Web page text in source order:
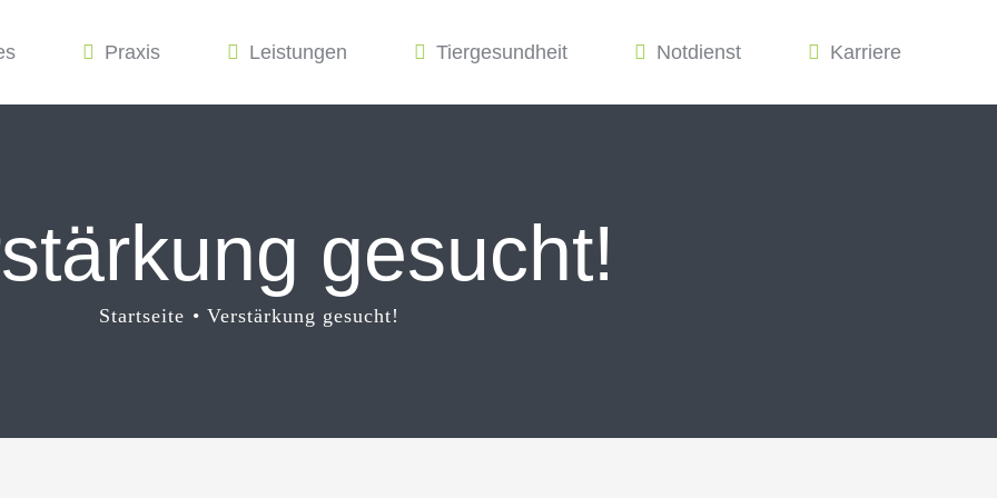
Praxis Leistungen Tiergesundheit Notdienst Karriere
gesucht!
Startseite Verstärkung gesucht!